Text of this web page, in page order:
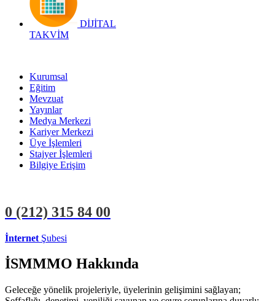
DİJİTAL
TAKVİM
Kurumsal
Eğitim
Mevzuat
Yayınlar
Medya Merkezi
Kariyer Merkezi
Üye İşlemleri
Stajyer İşlemleri
Bilgiye Erişim
0 (212) 315 84 00
İnternet Şubesi
İSMMMO Hakkında
Geleceğe yönelik projeleriyle, üyelerinin gelişimini sağlayan;